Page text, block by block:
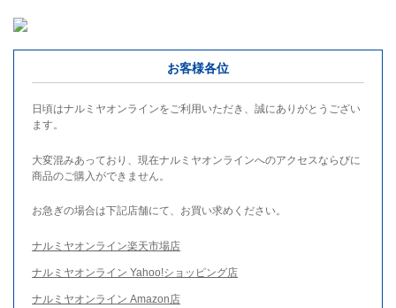
お客様各位
日頃はナルミヤオンラインをご利用いただき、誠にありがとうござい
ます。
大変混みあっており、現在ナルミヤオンラインへのアクセスならびに
商品のご購入ができません。
お急ぎの場合は下記店舗にて、お買い求めください。
ナルミヤオンライン楽天市場店
ナルミヤオンライン Yahoo!ショッピング店
ナルミヤオンライン Amazon店